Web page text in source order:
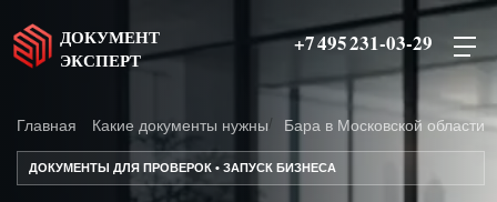
ДОКУМЕНТ
ЭКСПЕРТ
+7 495 231-03-29
Главная Какие документы нужны Бара в Московской области
ДОКУМЕНТЫ ДЛЯ ПРОВЕРОК • ЗАПУСК БИЗНЕСА